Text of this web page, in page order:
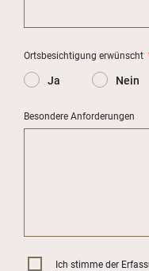
Ortsbesichtigung erwünscht
Ja Nein
Besondere Anforderungen
Ich stimme der